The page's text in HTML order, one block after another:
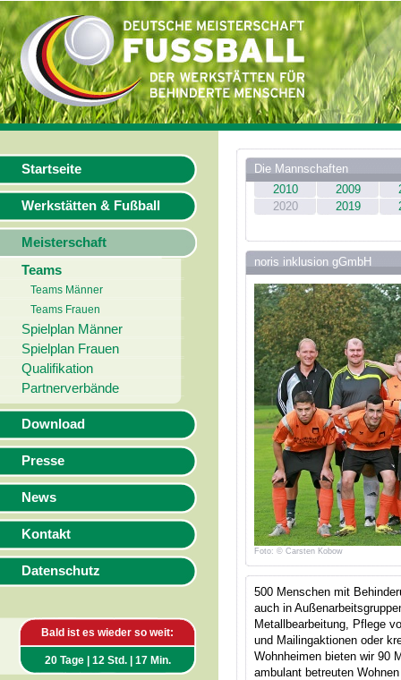
Startseite
Werkstätten & Fußball
Meisterschaft
Teams
Teams Männer
Teams Frauen
Spielplan Männer
Spielplan Frauen
Qualifikation
Partnerverbände
Download
Presse
News
Kontakt
Datenschutz
Bald ist es wieder so weit:
20 Tage | 12 Std. | 17 Min.
Die Mannschaften
2010
2009
2020
2019
noris inklusion gGmbH
Foto: © Carsten Kobow
500 Menschen mit
auch in
Metallbearbeitung, Pflege
und Mailingaktionen oder
Wohnheimen bieten wir 90
ambulant betreuten